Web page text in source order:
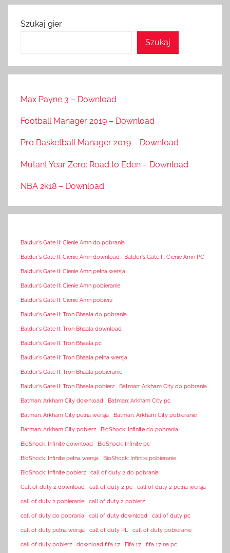
Szukaj gier
Szukaj
Max Payne 3 – Download
Football Manager 2019 – Download
Pro Basketball Manager 2019 – Download
Mutant Year Zero: Road to Eden – Download
NBA 2k18 – Download
Baldur's Gate II: Cienie Amn do pobrania
Baldur's Gate II: Cienie Amn download Baldur's Gate II: Cienie Amn PC
Baldur's Gate II: Cienie Amn pełna wersja
Baldur's Gate II: Cienie Amn pobieranie
Baldur's Gate II: Cienie Amn pobierz
Baldur's Gate II: Tron Bhaala do pobrania
Baldur's Gate II: Tron Bhaala download
Baldur's Gate II: Tron Bhaala pc
Baldur's Gate II: Tron Bhaala pełna wersja
Baldur's Gate II: Tron Bhaala pobieranie
Baldur's Gate II: Tron Bhaala pobierz Batman: Arkham City do pobrania
Batman: Arkham City download Batman: Arkham City pc
Batman: Arkham City pełna wersja Batman: Arkham City pobieranie
Batman: Arkham City pobierz BioShock: Infinite do pobrania
BioShock: Infinite download BioShock: Infinite pc
BioShock: Infinite pełna wersja BioShock: Infinite pobieranie
BioShock: Infinite pobierz call of duty 2 do pobrania
Call of duty 2 download call of duty 2 pc call of duty 2 pełna wersja
call of duty 2 pobieranie call of duty 2 pobierz
call of duty do pobrania call of duty download call of duty pc
call of duty pełna wersja call of duty PL call of duty pobieranie
call of duty pobierz download fifa 17 Fifa 17 fifa 17 na pc